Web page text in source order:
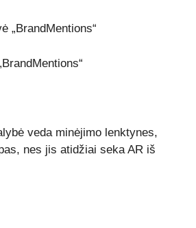
veda minėjimo lenktynes,
nes jis atidžiai seka AR iš